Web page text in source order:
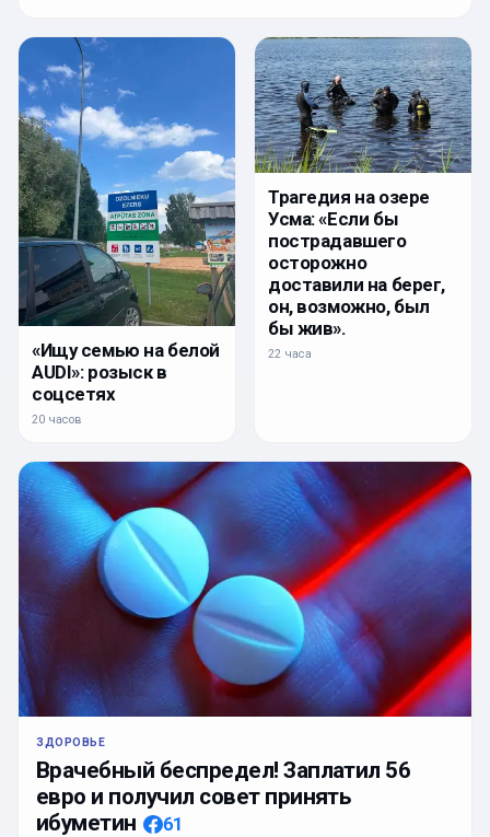
«Ищу семью на белой
AUDI»: розыск в
соцсетях
20 часов
Трагедия на озере
Усма: «Если бы
пострадавшего
осторожно
доставили на берег,
он, возможно, был
бы жив».
22 часа
ЗДОРОВЬЕ
Врачебный беспредел! Заплатил 56
евро и получил совет принять
ибуметин
61